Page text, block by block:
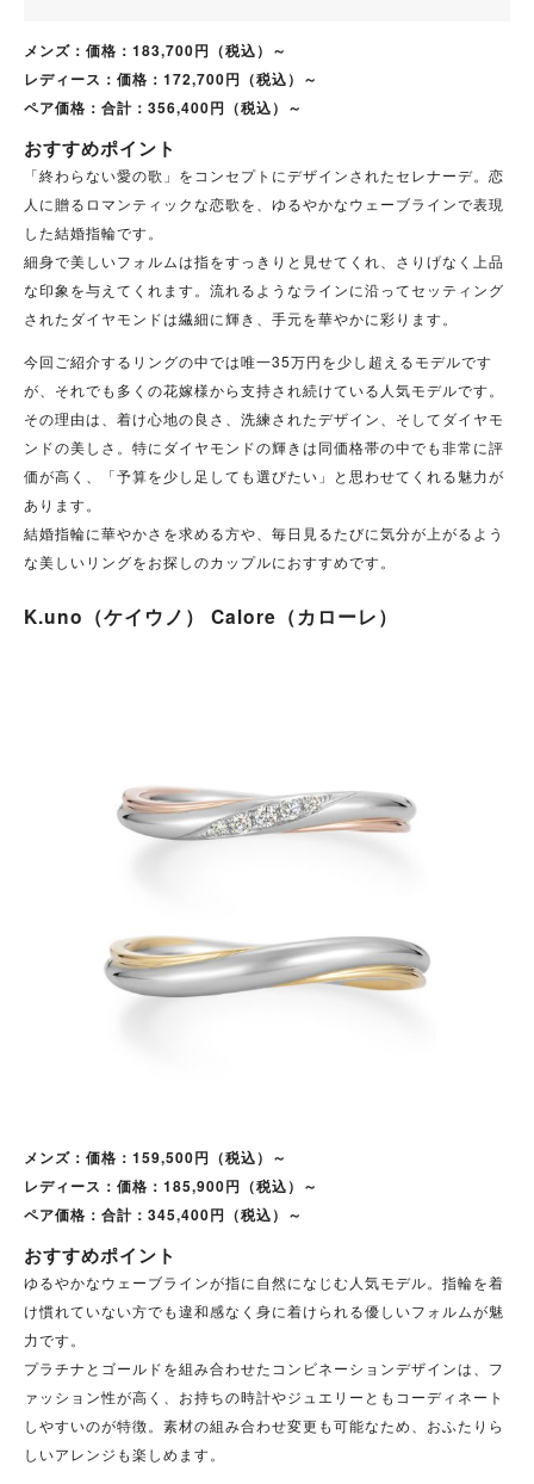
メンズ：価格：183,700円（税込）～
レディース：価格：172,700円（税込）～
ペア価格：合計：356,400円（税込）～
おすすめポイント
「終わらない愛の歌」をコンセプトにデザインされたセレナーデ。恋
人に贈るロマンティックな恋歌を、ゆるやかなウェーブラインで表現
した結婚指輪です。
細身で美しいフォルムは指をすっきりと見せてくれ、さりげなく上品
な印象を与えてくれます。流れるようなラインに沿ってセッティング
されたダイヤモンドは繊細に輝き、手元を華やかに彩ります。
今回ご紹介するリングの中では唯一35万円を少し超えるモデルです
が、それでも多くの花嫁様から支持され続けている人気モデルです。
その理由は、着け心地の良さ、洗練されたデザイン、そしてダイヤモ
ンドの美しさ。特にダイヤモンドの輝きは同価格帯の中でも非常に評
価が高く、「予算を少し足しても選びたい」と思わせてくれる魅力が
あります。
結婚指輪に華やかさを求める方や、毎日見るたびに気分が上がるよう
な美しいリングをお探しのカップルにおすすめです。
K.uno（ケイウノ） Calore（カローレ）
メンズ：価格：159,500円（税込）～
レディース：価格：185,900円（税込）～
ペア価格：合計：345,400円（税込）～
おすすめポイント
ゆるやかなウェーブラインが指に自然になじむ人気モデル。指輪を着
け慣れていない方でも違和感なく身に着けられる優しいフォルムが魅
力です。
プラチナとゴールドを組み合わせたコンビネーションデザインは、フ
ァッション性が高く、お持ちの時計やジュエリーともコーディネート
しやすいのが特徴。素材の組み合わせ変更も可能なため、おふたりら
しいアレンジも楽しめます。